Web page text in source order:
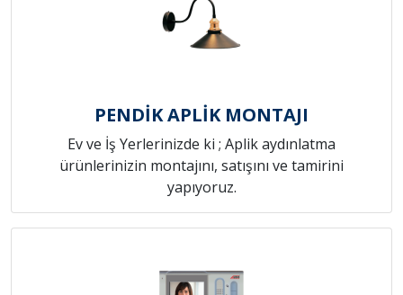
PENDİK APLİK MONTAJI
Ev ve İş Yerlerinizde ki ; Aplik aydınlatma
ürünlerinizin montajını, satışını ve tamirini
yapıyoruz.